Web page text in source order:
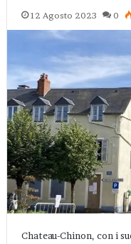
12 Agosto 2023 0
Chateau-Chinon, con i